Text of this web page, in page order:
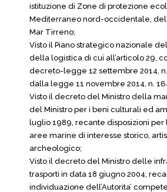
istituzione di Zone di protezione
Mediterraneo nord-occidentale,
Mar Tirreno;
Visto il Piano strategico nazionale
della logistica di cui all’articolo 29,
decreto-legge 12 settembre 2014,
dalla legge 11 novembre 2014, n.
Visto il decreto del Ministro della
del Ministro per i beni culturali ed
luglio 1989, recante disposizioni
aree marine di interesse storico,
archeologico;
Visto il decreto del Ministro delle
trasporti in data 18 giugno 2004,
individuazione dell’Autorita’